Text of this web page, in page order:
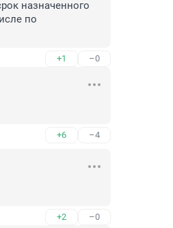
назначенного
по
+1 –0
+6 –4
+2 –0